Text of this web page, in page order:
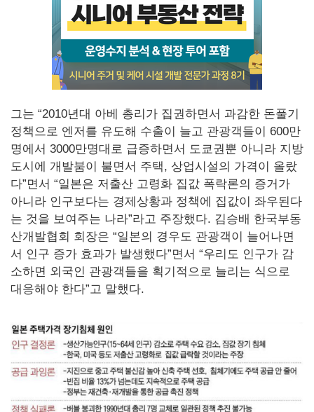
그는 “2010년대 아베 총리가 집권하면서 과감한 돈풀기
정책으로 엔저를 유도해 수출이 늘고 관광객들이 600만
명에서 3000만명대로 급증하면서 도쿄권뿐 아니라 지방
도시에 개발붐이 불면서 주택, 상업시설의 가격이 올랐
다”면서 “일본은 저출산 고령화 집값 폭락론의 증거가
아니라 인구보다는 경제상황과 정책에 집값이 좌우된다
는 것을 보여주는 나라”라고 주장했다. 김승배 한국부동
산개발협회 회장은 “일본의 경우도 관광객이 늘어나면
서 인구 증가 효과가 발생했다”면서 “우리도 인구가 감
소하면 외국인 관광객들을 획기적으로 늘리는 식으로
대응해야 한다”고 말했다.